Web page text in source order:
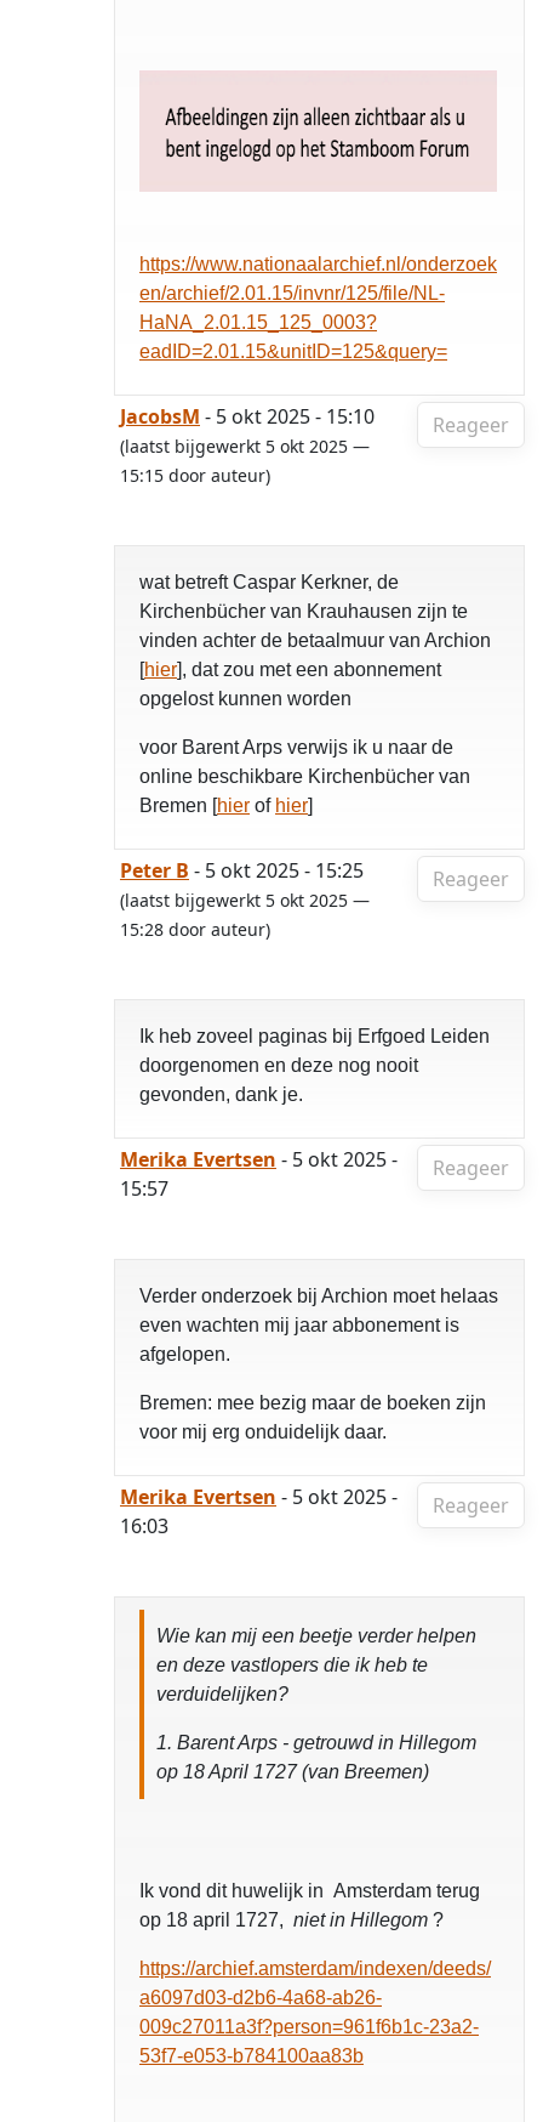
https://www.nationaalarchief.nl/onderzoek
en/archief/2.01.15/invnr/125/file/NL-
HaNA_2.01.15_125_0003?
eadID=2.01.15&unitID=125&query=
Reageer
JacobsM - 5 okt 2025 - 15:10
(laatst bijgewerkt 5 okt 2025 —
15:15 door auteur)
wat betreft Caspar Kerkner, de
Kirchenbücher van Krauhausen zijn te
vinden achter de betaalmuur van Archion
[hier], dat zou met een abonnement
opgelost kunnen worden
voor Barent Arps verwijs ik u naar de
online beschikbare Kirchenbücher van
Bremen [hier of hier]
Reageer
Peter B - 5 okt 2025 - 15:25
(laatst bijgewerkt 5 okt 2025 —
15:28 door auteur)
Ik heb zoveel paginas bij Erfgoed Leiden
doorgenomen en deze nog nooit
gevonden, dank je.
Reageer
Merika Evertsen - 5 okt 2025 -
15:57
Verder onderzoek bij Archion moet helaas
even wachten mij jaar abbonement is
afgelopen.
Bremen: mee bezig maar de boeken zijn
voor mij erg onduidelijk daar.
Reageer
Merika Evertsen - 5 okt 2025 -
16:03
Wie kan mij een beetje verder helpen
en deze vastlopers die ik heb te
verduidelijken?
1. Barent Arps - getrouwd in Hillegom
op 18 April 1727 (van Breemen)
Ik vond dit huwelijk in Amsterdam terug
op 18 april 1727, niet in Hillegom ?
https://archief.amsterdam/indexen/deeds/
a6097d03-d2b6-4a68-ab26-
009c27011a3f?person=961f6b1c-23a2-
53f7-e053-b784100aa83b